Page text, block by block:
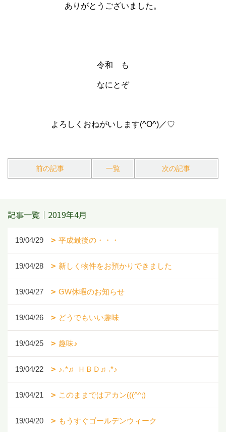
ありがとうございました。
令和 も
なにとぞ
よろしくおねがいします(^O^)／♡
前の記事 一覧 次の記事
記事一覧｜2019年4月
19/04/29 平成最後の・・・
19/04/28 新しく物件をお預かりできました
19/04/27 GW休暇のお知らせ
19/04/26 どうでもいい趣味
19/04/25 趣味♪
19/04/22 ♪₊*♬ ＨＢＤ♬₊*♪
19/04/21 このままではアカン(((^^;)
19/04/20 もうすぐゴールデンウィーク